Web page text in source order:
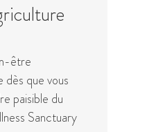
Mentors
lead guests on
reflection and